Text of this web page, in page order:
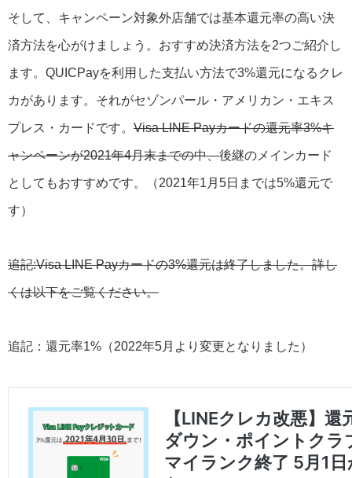
そして、キャンペーン対象外店舗では基本還元率の高い決
済方法を心がけましょう。おすすめ決済方法を2つご紹介し
ます。QUICPayを利用した支払い方法で3%還元になるクレ
カがあります。それがセゾンパール・アメリカン・エキス
プレス・カードです。 Visa LINE Payカードの還元率3%キ
ャンペーンが2021年4月末までの中、後継のメインカード
としてもおすすめです。（2021年1月5日までは5%還元で
す）
追記:Visa LINE Payカードの3%還元は終了しました。詳し
くは以下をご覧ください。
追記：還元率1%（2022年5月より変更となりました）